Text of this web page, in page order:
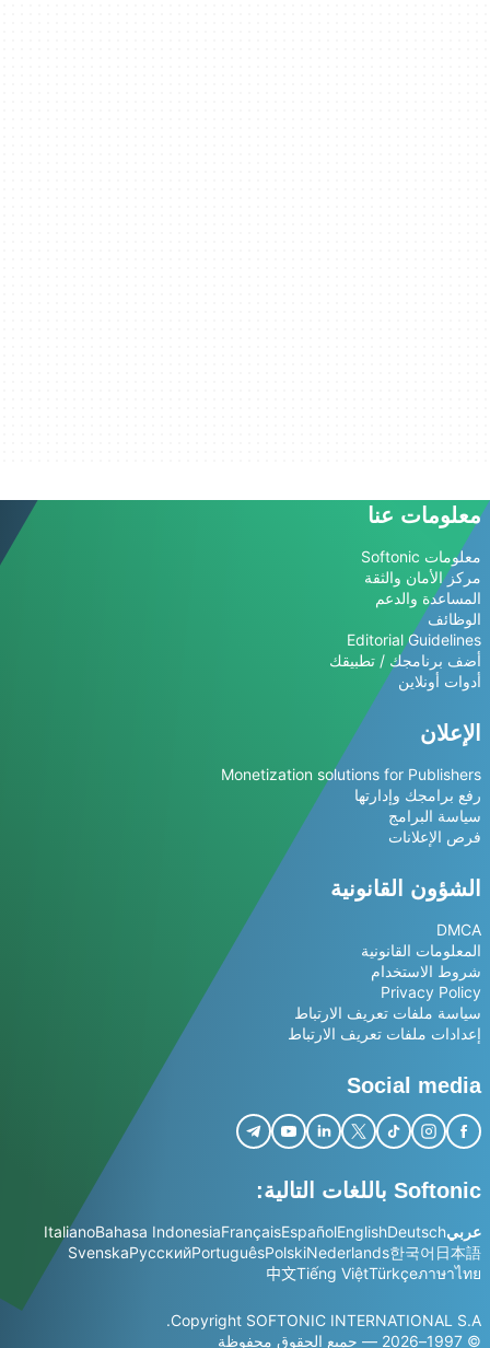
معلومات عنا
معلومات Softonic
مركز الأمان والثقة
المساعدة والدعم
الوظائف
Editorial Guidelines
أضف برنامجك / تطبيقك
أدوات أونلاين
الإعلان
Monetization solutions for Publishers
رفع برامجك وإدارتها
سياسة البرامج
فرص الإعلانات
الشؤون القانونية
DMCA
المعلومات القانونية
شروط الاستخدام
Privacy Policy
سياسة ملفات تعريف الارتباط
إعدادات ملفات تعريف الارتباط
Social media
Softonic باللغات التالية:
عربيDeutsch
English
Español
Français
Bahasa Indonesia
Italiano
日本語
한국어
Nederlands
Polski
Português
Русский
Svenska
ภาษาไทย
Türkçe
Tiếng Việt
中文
Copyright SOFTONIC INTERNATIONAL S.A.
© 1997–2026 — جميع الحقوق محفوظة